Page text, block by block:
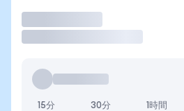
15分 30分 1時間